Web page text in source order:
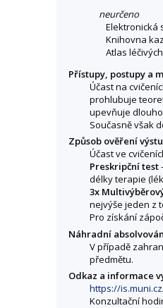
neurčeno
Elektronická
Knihovna
Atlas
Přístupy, postupy a
Účast na
prohlubuje
upevňuje
Současně však
Způsob ověření
Účast ve
Preskripční test
délky terapie
3x
nejvýše jeden z
Pro získání
Náhradní
V případě
předmětu.
Odkaz a informace
https://
Konzultační